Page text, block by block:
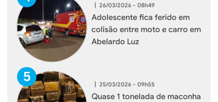
| 26/03/2026 - 08h49
Adolescente fica ferido em
colisão entre moto e carro em
Abelardo Luz
| 25/03/2026 - 09h55
Quase 1 tonelada de maconha